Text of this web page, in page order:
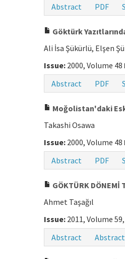
Abstract
PDF
Göktürk
Ali İsa Şükürlü, Elşen
Issue: 2000, Volume 48
Abstract
PDF
Moğolistan'daki Eski
Takashi Osawa
Issue: 2000, Volume 48
Abstract
PDF
GÖKTÜRK DÖNEMİ
Ahmet Taşağıl
Issue: 2011, Volume
Abstract